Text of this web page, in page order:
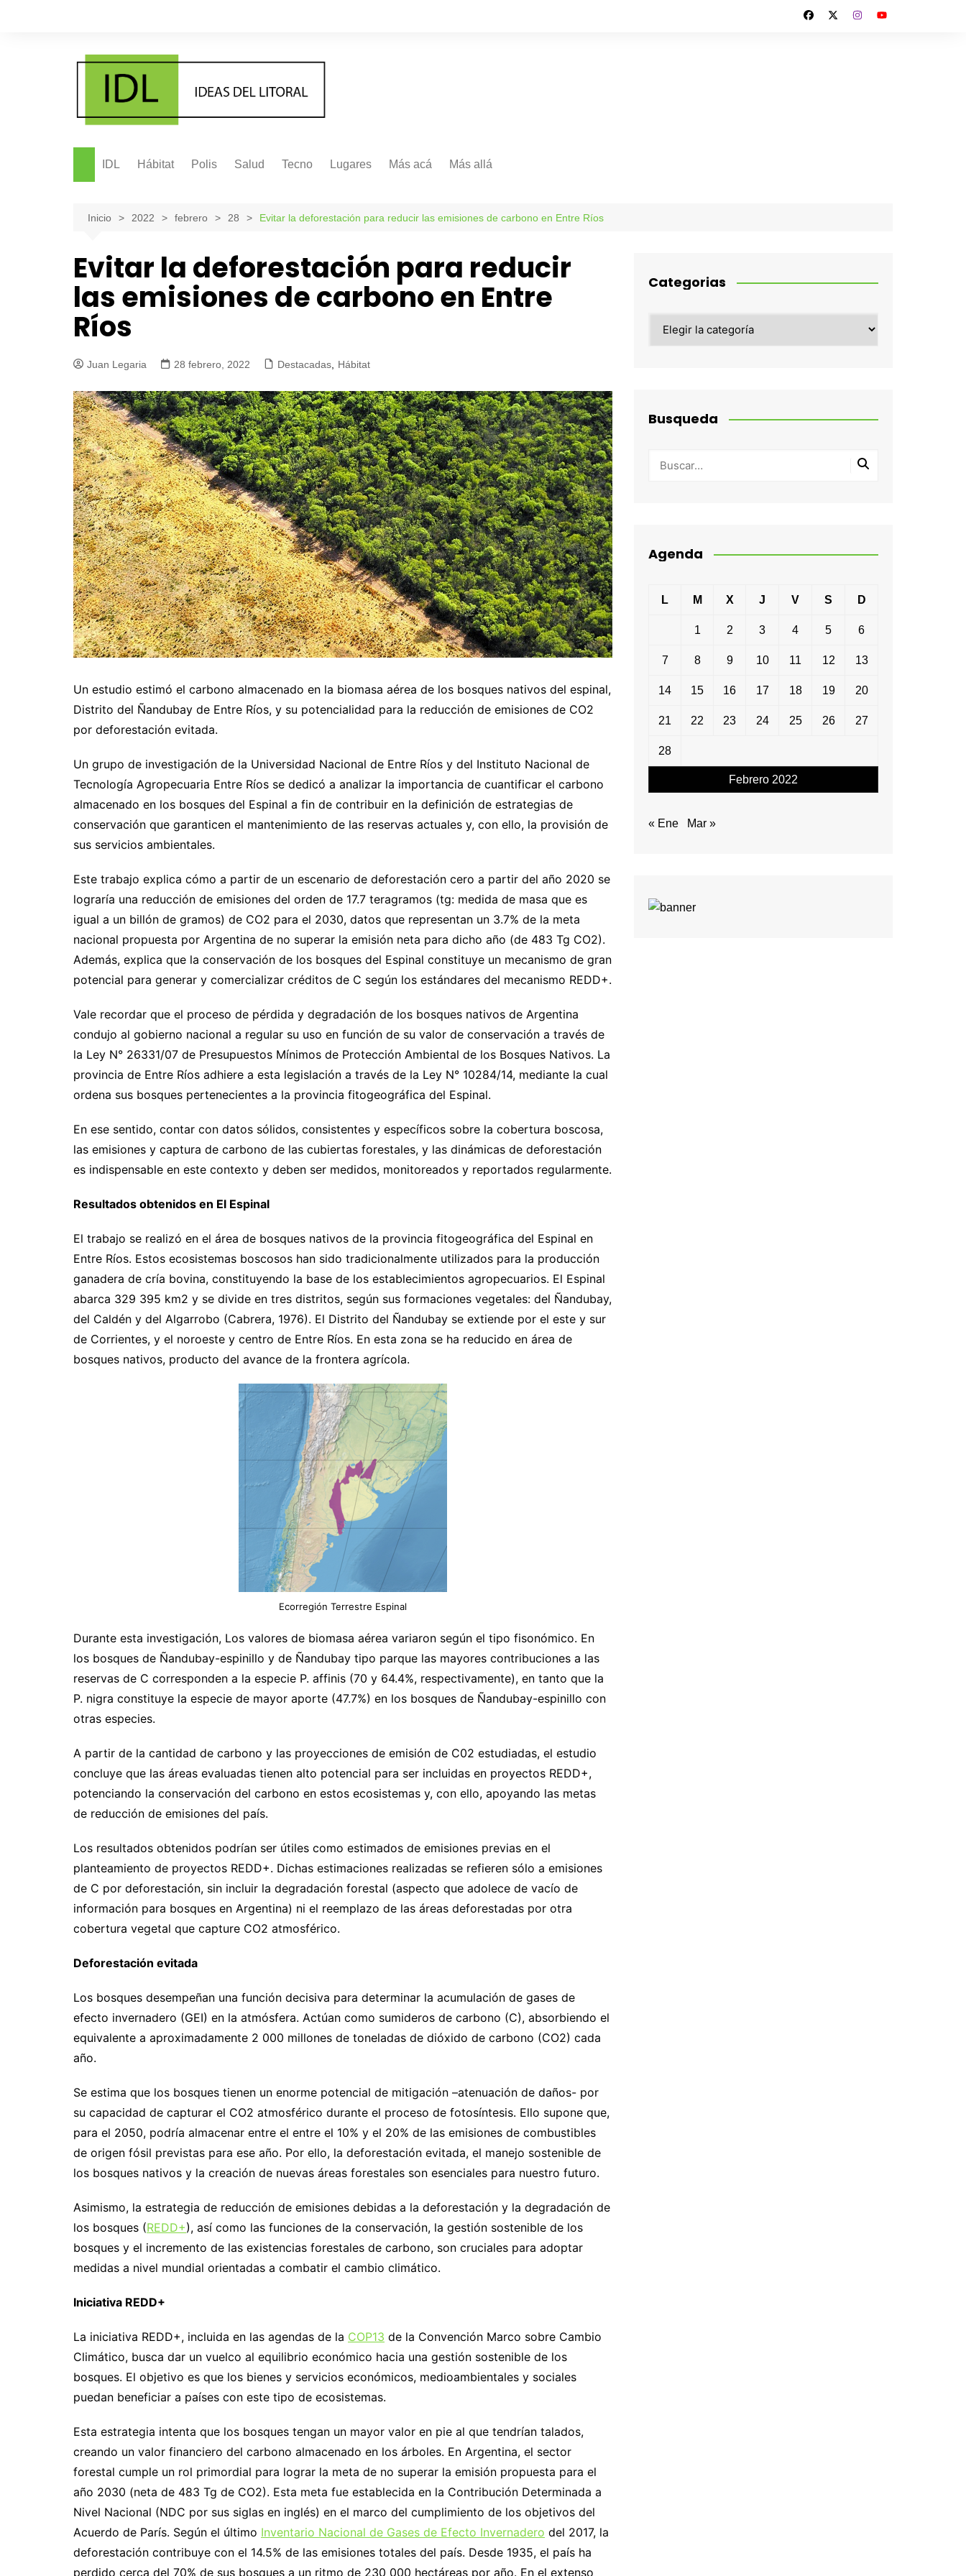
IDL Hábitat Polis Salud Tecno Lugares Más acá Más allá
Internacionales Más allá
Inicio 2022 febrero 28 Evitar la deforestación para reducir las emisiones de carbono en Entre Ríos
Evitar la deforestación para reducir
las emisiones de carbono en Entre
Ríos
Juan Legaria 28 febrero, 2022 Destacadas, Hábitat
Un estudio estimó el carbono almacenado en la biomasa aérea de los bosques nativos del espinal,
Distrito del Ñandubay de Entre Ríos, y su potencialidad para la reducción de emisiones de CO2
por deforestación evitada.
Un grupo de investigación de la Universidad Nacional de Entre Ríos y del Instituto Nacional de
Tecnología Agropecuaria Entre Ríos se dedicó a analizar la importancia de cuantificar el carbono
almacenado en los bosques del Espinal a fin de contribuir en la definición de estrategias de
conservación que garanticen el mantenimiento de las reservas actuales y, con ello, la provisión de
sus servicios ambientales.
Este trabajo explica cómo a partir de un escenario de deforestación cero a partir del año 2020 se
lograría una reducción de emisiones del orden de 17.7 teragramos (tg: medida de masa que es
igual a un billón de gramos) de CO2 para el 2030, datos que representan un 3.7% de la meta
nacional propuesta por Argentina de no superar la emisión neta para dicho año (de 483 Tg CO2).
Además, explica que la conservación de los bosques del Espinal constituye un mecanismo de gran
potencial para generar y comercializar créditos de C según los estándares del mecanismo REDD+.
Vale recordar que el proceso de pérdida y degradación de los bosques nativos de Argentina
condujo al gobierno nacional a regular su uso en función de su valor de conservación a través de
la Ley N° 26331/07 de Presupuestos Mínimos de Protección Ambiental de los Bosques Nativos. La
provincia de Entre Ríos adhiere a esta legislación a través de la Ley N° 10284/14, mediante la cual
ordena sus bosques pertenecientes a la provincia fitogeográfica del Espinal.
En ese sentido, contar con datos sólidos, consistentes y específicos sobre la cobertura boscosa,
las emisiones y captura de carbono de las cubiertas forestales, y las dinámicas de deforestación
es indispensable en este contexto y deben ser medidos, monitoreados y reportados regularmente.
Resultados obtenidos en El Espinal
El trabajo se realizó en el área de bosques nativos de la provincia fitogeográfica del Espinal en
Entre Ríos. Estos ecosistemas boscosos han sido tradicionalmente utilizados para la producción
ganadera de cría bovina, constituyendo la base de los establecimientos agropecuarios. El Espinal
abarca 329 395 km2 y se divide en tres distritos, según sus formaciones vegetales: del Ñandubay,
del Caldén y del Algarrobo (Cabrera, 1976). El Distrito del Ñandubay se extiende por el este y sur
de Corrientes, y el noroeste y centro de Entre Ríos. En esta zona se ha reducido en área de
bosques nativos, producto del avance de la frontera agrícola.
Ecorregión Terrestre Espinal
Durante esta investigación, Los valores de biomasa aérea variaron según el tipo fisonómico. En
los bosques de Ñandubay-espinillo y de Ñandubay tipo parque las mayores contribuciones a las
reservas de C corresponden a la especie P. affinis (70 y 64.4%, respectivamente), en tanto que la
P. nigra constituye la especie de mayor aporte (47.7%) en los bosques de Ñandubay-espinillo con
otras especies.
A partir de la cantidad de carbono y las proyecciones de emisión de C02 estudiadas, el estudio
concluye que las áreas evaluadas tienen alto potencial para ser incluidas en proyectos REDD+,
potenciando la conservación del carbono en estos ecosistemas y, con ello, apoyando las metas
de reducción de emisiones del país.
Los resultados obtenidos podrían ser útiles como estimados de emisiones previas en el
planteamiento de proyectos REDD+. Dichas estimaciones realizadas se refieren sólo a emisiones
de C por deforestación, sin incluir la degradación forestal (aspecto que adolece de vacío de
información para bosques en Argentina) ni el reemplazo de las áreas deforestadas por otra
cobertura vegetal que capture CO2 atmosférico.
Deforestación evitada
Los bosques desempeñan una función decisiva para determinar la acumulación de gases de
efecto invernadero (GEI) en la atmósfera. Actúan como sumideros de carbono (C), absorbiendo el
equivalente a aproximadamente 2 000 millones de toneladas de dióxido de carbono (CO2) cada
año.
Se estima que los bosques tienen un enorme potencial de mitigación –atenuación de daños- por
su capacidad de capturar el CO2 atmosférico durante el proceso de fotosíntesis. Ello supone que,
para el 2050, podría almacenar entre el entre el 10% y el 20% de las emisiones de combustibles
de origen fósil previstas para ese año. Por ello, la deforestación evitada, el manejo sostenible de
los bosques nativos y la creación de nuevas áreas forestales son esenciales para nuestro futuro.
Asimismo, la estrategia de reducción de emisiones debidas a la deforestación y la degradación de
los bosques (REDD+), así como las funciones de la conservación, la gestión sostenible de los
bosques y el incremento de las existencias forestales de carbono, son cruciales para adoptar
medidas a nivel mundial orientadas a combatir el cambio climático.
Iniciativa REDD+
La iniciativa REDD+, incluida en las agendas de la COP13 de la Convención Marco sobre Cambio
Climático, busca dar un vuelco al equilibrio económico hacia una gestión sostenible de los
bosques. El objetivo es que los bienes y servicios económicos, medioambientales y sociales
puedan beneficiar a países con este tipo de ecosistemas.
Esta estrategia intenta que los bosques tengan un mayor valor en pie al que tendrían talados,
creando un valor financiero del carbono almacenado en los árboles. En Argentina, el sector
forestal cumple un rol primordial para lograr la meta de no superar la emisión propuesta para el
año 2030 (neta de 483 Tg de CO2). Esta meta fue establecida en la Contribución Determinada a
Nivel Nacional (NDC por sus siglas en inglés) en el marco del cumplimiento de los objetivos del
Acuerdo de París. Según el último Inventario Nacional de Gases de Efecto Invernadero del 2017, la
deforestación contribuye con el 14.5% de las emisiones totales del país. Desde 1935, el país ha
perdido cerca del 70% de sus bosques a un ritmo de 230 000 hectáreas por año. En el extenso
Categorias
Busqueda
Agenda
Febrero 2022
L M X J V S D
1 2 3 4 5 6
7 8 9 10 11 12 13
14 15 16 17 18 19 20
21 22 23 24 25 26 27
28
« Ene Mar »